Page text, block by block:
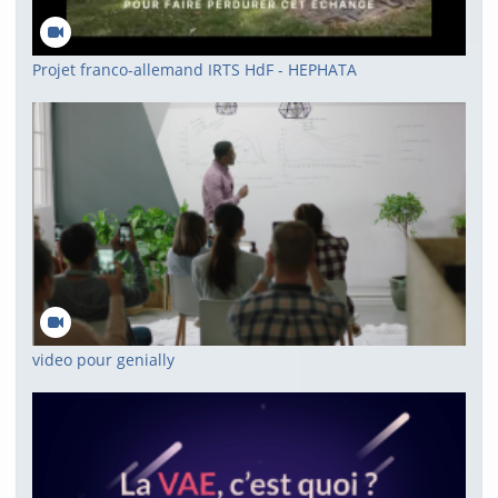
Projet franco-allemand IRTS HdF - HEPHATA
video pour genially